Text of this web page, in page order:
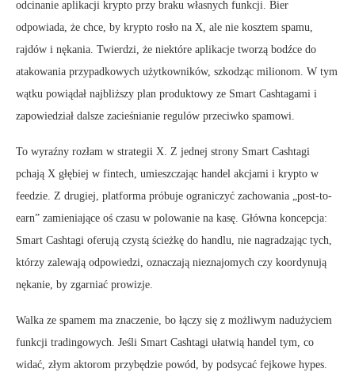
odcinanie aplikacji krypto przy braku własnych funkcji. Bier
odpowiada, że chce, by krypto rosło na X, ale nie kosztem spamu,
rajdów i nękania. Twierdzi, że niektóre aplikacje tworzą bodźce do
atakowania przypadkowych użytkowników, szkodząc milionom. W tym
wątku powiądał najbliższy plan produktowy ze Smart Cashtagami i
zapowiedział dalsze zacieśnianie regulów przeciwko spamowi.
To wyraźny rozłam w strategii X. Z jednej strony Smart Cashtagi
pchają X głębiej w fintech, umieszczając handel akcjami i krypto w
feedzie. Z drugiej, platforma próbuje ograniczyć zachowania „post-to-
earn” zamieniające oś czasu w polowanie na kasę. Główna koncepcja:
Smart Cashtagi oferują czystą ścieżkę do handlu, nie nagradzając tych,
którzy zalewają odpowiedzi, oznaczają nieznajomych czy koordynują
nękanie, by zgarniać prowizje.
Walka ze spamem ma znaczenie, bo łączy się z możliwym nadużyciem
funkcji tradingowych. Jeśli Smart Cashtagi ułatwią handel tym, co
widać, złym aktorom przybędzie powód, by podsycać fejkowe hypes.